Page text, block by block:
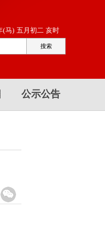
(马) 五月初二 亥时
公示公告